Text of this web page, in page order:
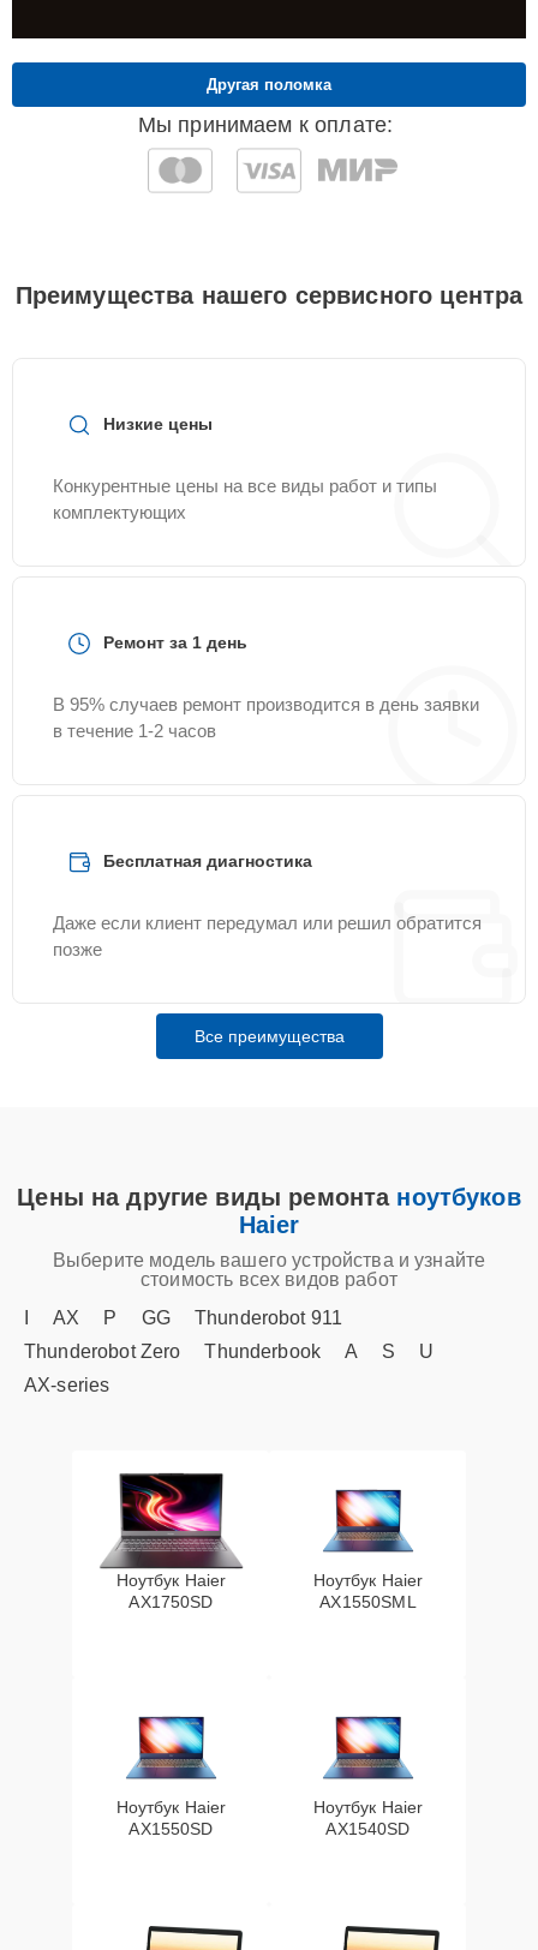
Мы принимаем к оплате:
Другая поломка
Преимущества нашего сервисного центра
Низкие цены
Конкурентные цены на все виды работ и типы
комплектующих
Ремонт за 1 день
В 95% случаев ремонт производится в день заявки
в течение 1-2 часов
Бесплатная диагностика
Даже если клиент передумал или решил обратится
позже
Все преимущества
Цены на другие виды ремонта ноутбуков
Haier
Выберите модель вашего устройства и узнайте
стоимость всех видов работ
AX P GG
Thunderobot 911
Thunderobot Zero
Thunderbook A S
U
AX‑series
Ноутбук Haier
AX1750SD
Ноутбук Haier
AX1550SML
Ноутбук Haier
AX1550SD
Ноутбук Haier
AX1540SD